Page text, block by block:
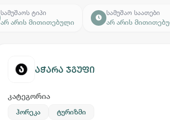
სამუშაოს ტიპი
არ არის მითითებული
სამუშაო საათები
არ არის
აჭარა ჯგუფი
კატეგორია
ჰორეკა ტურიზმი